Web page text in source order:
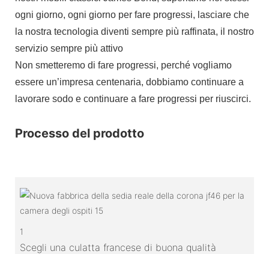
ogni giorno, ogni giorno per fare progressi, lasciare che
la nostra tecnologia diventi sempre più raffinata, il nostro
servizio sempre più attivo
Non smetteremo di fare progressi, perché vogliamo
essere un’impresa centenaria, dobbiamo continuare a
lavorare sodo e continuare a fare progressi per riuscirci.
Processo del prodotto
1
Scegli una culatta francese di buona qualità